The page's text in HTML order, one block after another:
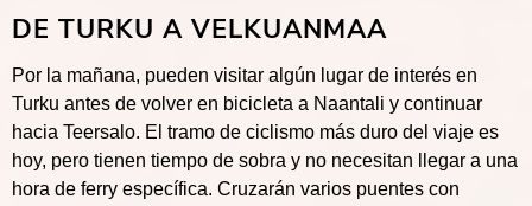
DE TURKU A VELKUANMAA
Por la mañana, pueden visitar algún lugar de interés en
Turku antes de volver en bicicleta a Naantali y continuar
hacia Teersalo. El tramo de ciclismo más duro del viaje es
hoy, pero tienen tiempo de sobra y no necesitan llegar a una
hora de ferry específica. Cruzarán varios puentes con